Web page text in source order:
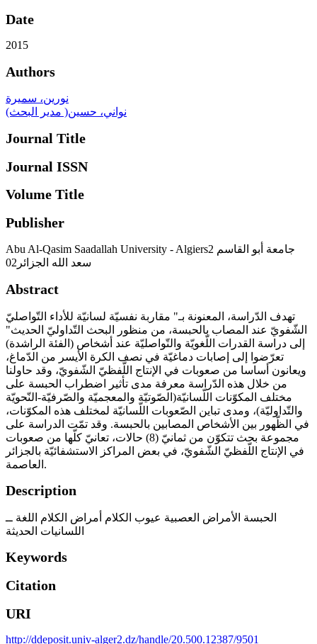
Date
2015
Authors
نورين، سميرة
نواني، حسين( مدير البحث)
Journal Title
Journal ISSN
Volume Title
Publisher
Abu Al-Qasim Saadallah University - Algiers2 جامعة أبو القاسم
سعد الله الجزائر02
Abstract
تهدف الدّراسة، المعنونة بـ" مقاربة نفسيّة لسانيّة للأداء التّواصليّ
الشّفويّ عند المصاب بالحبسة، من منظور البحث التّداوليّ الحديث"
إلى دراسة القدرات اللّغويّة والتّواصليّة عند أشخاص (الفئة الراشدة)
تعرّضوا إلى إصابات دماغيّة في نصف الكرة الأيسر من الدّماغ،
ويعانون أساسا من صعوبات في الإنتاج اللّفظيّ الشّفويّ، وقد حاولنا
من خلال هذه الدّراسة معرفة مدى تأثير اضطراب الحبسة على
مختلف المكوّنات اللّسانيّة(الصّوتيّة والمعجميّة والصّرفيّة-النّحويّة
والتّداوليّة)، ومدى تباين الصّعوبات اللّسانيّة لمختلف هذه المكوّنات،
في الظّهور بين الأشخاص المصابين بالحبسة. وقد تمّت الدراسة على
مجموعة بحث تتكوّن من ثمانيّ (8) حالات، تعانيّ كلّها من صعوبات
في الإنتاج اللّفظيّ الشّفويّ، في بعض المراكز الاستشفائيّة بالجزائر
العاصمة.
Description
الحبسة الأمراض العصبية عيوب الكلام أمراض الكلام اللغة ــ
اللسانيات الحديثة
Keywords
Citation
URI
http://ddeposit.univ-alger2.dz/handle/20.500.12387/9501